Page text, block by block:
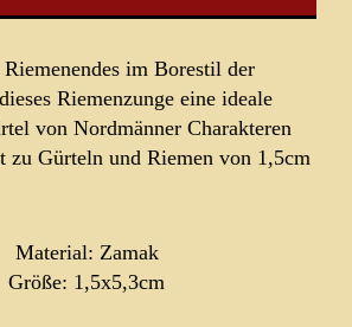
im Borestil der
Riemenzunge eine ideale
von Nordmänner Charakteren
zu Gürteln und Riemen von 1,5cm
Material: Zamak
Größe: 1,5x5,3cm